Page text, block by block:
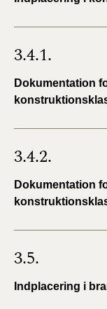
3.4.1.
Dokumentation
3.4.2.
Dokumentation
3.5.
Indplacering i